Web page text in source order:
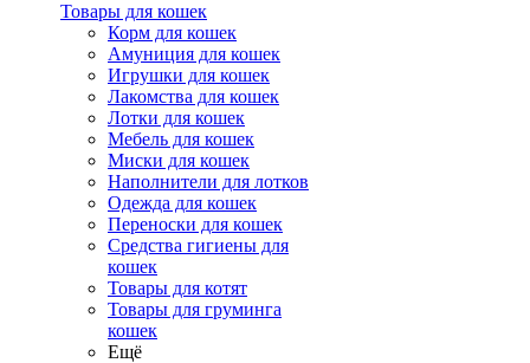
Товары для кошек
Корм для кошек
Амуниция для кошек
Игрушки для кошек
Лакомства для кошек
Лотки для кошек
Мебель для кошек
Миски для кошек
Наполнители для лотков
Одежда для кошек
Переноски для кошек
Средства гигиены для
кошек
Товары для котят
Товары для груминга
кошек
Ещё